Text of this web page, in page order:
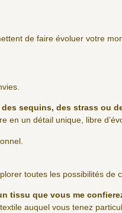
de faire évoluer votre
sequins, des strass ou
en un détail unique, libre
toutes les possibilités de
tissu que vous me
auquel vous tenez